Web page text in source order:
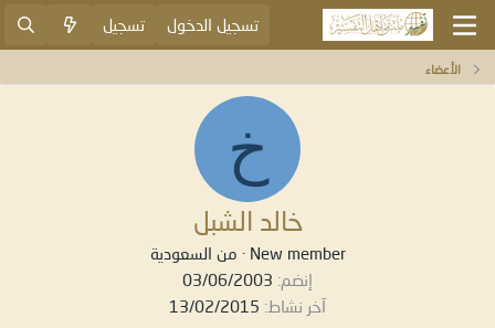
تسجيل الدخول تسجيل
الأعضاء
خ
خالد الشبل
New member
· من السعودية
إنضم 03/06/2003
آخر نشاط 13/02/2015